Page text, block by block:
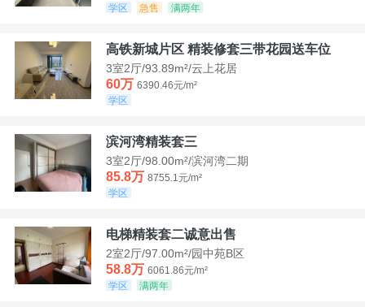
学区
急售 满两年
高铁新城片区 精装修套三带花园送车位
3室2厅/93.89m²/云上花居
60万 6390.46元/m²
学区
滨河湾精装套三
3室2厅/98.00m²/滨河湾二期
85.8万 8755.1元/m²
学区
电梯精装套二诚意出售
2室2厅/97.00m²/园中苑B区
58.8万 6061.86元/m²
学区
满两年